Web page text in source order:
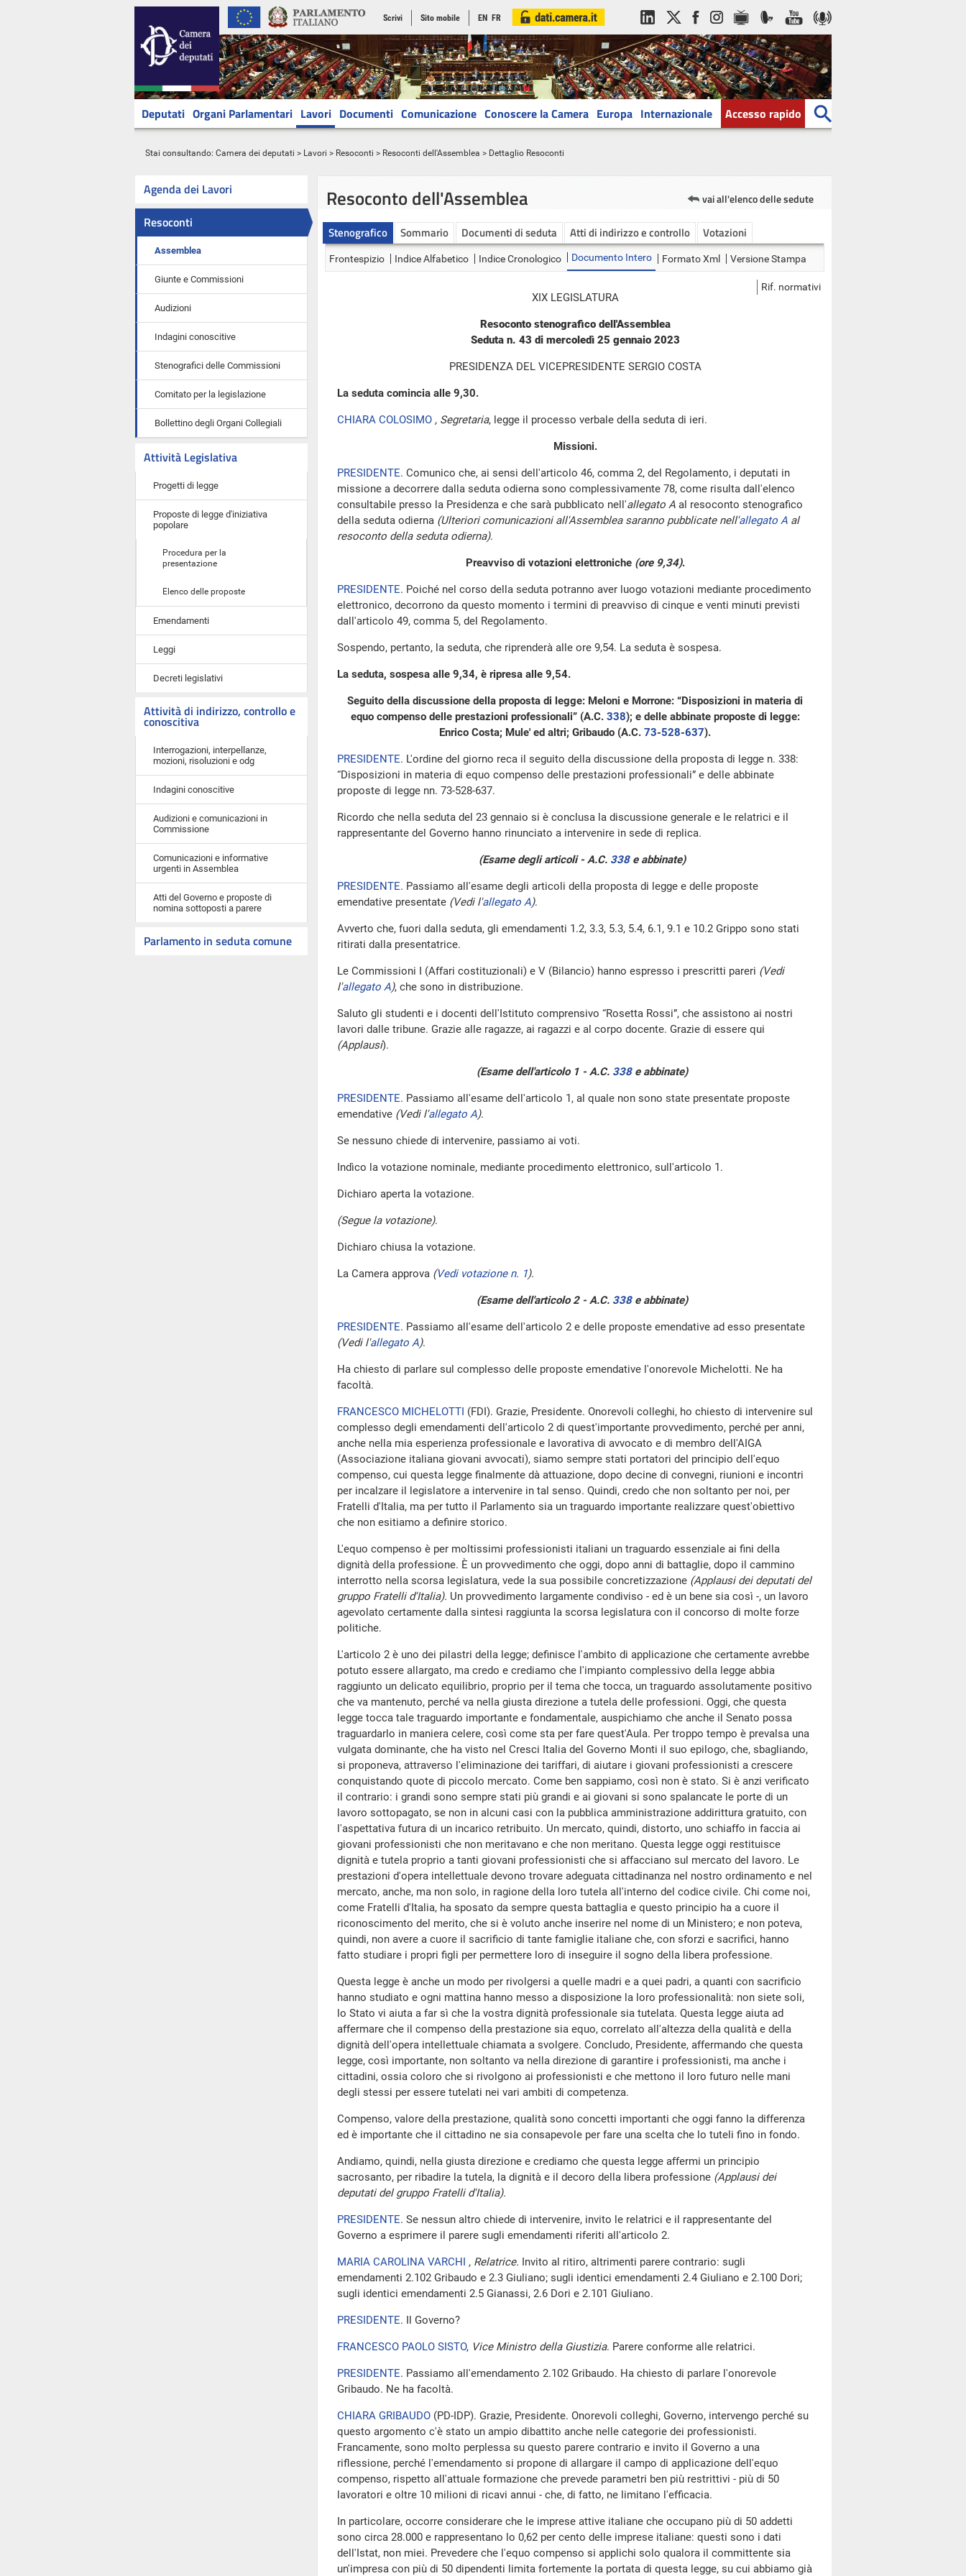
Scrivi Sito mobile EN FR
Deputati Organi Parlamentari Lavori Documenti Comunicazione Conoscere la Camera Europa Internazionale Accesso rapido
Stai consultando: Camera dei deputati > Lavori > Resoconti > Resoconti dell'Assemblea > Dettaglio Resoconti
Agenda dei Lavori
Resoconti
Assemblea
Giunte e Commissioni
Audizioni
Indagini conoscitive
Stenografici delle Commissioni
Comitato per la legislazione
Bollettino degli Organi Collegiali
Attività Legislativa
Progetti di legge
Proposte di legge d'iniziativa
popolare
Procedura per la
presentazione
Elenco delle proposte
Emendamenti
Leggi
Decreti legislativi
Attività di indirizzo, controllo e
conoscitiva
Interrogazioni, interpellanze,
mozioni, risoluzioni e odg
Indagini conoscitive
Audizioni e comunicazioni in
Commissione
Comunicazioni e informative
urgenti in Assemblea
Atti del Governo e proposte di
nomina sottoposti a parere
Parlamento in seduta comune
Resoconto dell'Assemblea vai all'elenco delle sedute
Stenografico Sommario Documenti di seduta Atti di indirizzo e controllo Votazioni
Frontespizio Indice Alfabetico Indice Cronologico Documento Intero Formato Xml Versione Stampa
Rif. normativi
XIX LEGISLATURA
Resoconto stenografico dell'Assemblea
Seduta n. 43 di mercoledì 25 gennaio 2023
PRESIDENZA DEL VICEPRESIDENTE SERGIO COSTA
La seduta comincia alle 9,30.
CHIARA COLOSIMO , Segretaria, legge il processo verbale della seduta di ieri.
Missioni.
PRESIDENTE. Comunico che, ai sensi dell'articolo 46, comma 2, del Regolamento, i deputati in
missione a decorrere dalla seduta odierna sono complessivamente 78, come risulta dall'elenco
consultabile presso la Presidenza e che sarà pubblicato nell'allegato A al resoconto stenografico
della seduta odierna (Ulteriori comunicazioni all'Assemblea saranno pubblicate nell'allegato A al
resoconto della seduta odierna).
Preavviso di votazioni elettroniche (ore 9,34).
PRESIDENTE. Poiché nel corso della seduta potranno aver luogo votazioni mediante procedimento
elettronico, decorrono da questo momento i termini di preavviso di cinque e venti minuti previsti
dall'articolo 49, comma 5, del Regolamento.
Sospendo, pertanto, la seduta, che riprenderà alle ore 9,54. La seduta è sospesa.
La seduta, sospesa alle 9,34, è ripresa alle 9,54.
Seguito della discussione della proposta di legge: Meloni e Morrone: “Disposizioni in materia di
equo compenso delle prestazioni professionali” (A.C. 338​); e delle abbinate proposte di legge:
Enrico Costa; Mule' ed altri; Gribaudo (A.C. 73​-528​-637​).
PRESIDENTE. L'ordine del giorno reca il seguito della discussione della proposta di legge n. 338:
“Disposizioni in materia di equo compenso delle prestazioni professionali” e delle abbinate
proposte di legge nn. 73-528-637.
Ricordo che nella seduta del 23 gennaio si è conclusa la discussione generale e le relatrici e il
rappresentante del Governo hanno rinunciato a intervenire in sede di replica.
(Esame degli articoli - A.C. 338​ e abbinate)
PRESIDENTE. Passiamo all'esame degli articoli della proposta di legge e delle proposte
emendative presentate (Vedi l'allegato A).
Avverto che, fuori dalla seduta, gli emendamenti 1.2, 3.3, 5.3, 5.4, 6.1, 9.1 e 10.2 Grippo sono stati
ritirati dalla presentatrice.
Le Commissioni I (Affari costituzionali) e V (Bilancio) hanno espresso i prescritti pareri (Vedi
l'allegato A), che sono in distribuzione.
Saluto gli studenti e i docenti dell'Istituto comprensivo “Rosetta Rossi”, che assistono ai nostri
lavori dalle tribune. Grazie alle ragazze, ai ragazzi e al corpo docente. Grazie di essere qui
(Applausi).
(Esame dell'articolo 1 - A.C. 338​ e abbinate)
PRESIDENTE. Passiamo all'esame dell'articolo 1, al quale non sono state presentate proposte
emendative (Vedi l'allegato A).
Se nessuno chiede di intervenire, passiamo ai voti.
Indìco la votazione nominale, mediante procedimento elettronico, sull'articolo 1.
Dichiaro aperta la votazione.
(Segue la votazione).
Dichiaro chiusa la votazione.
La Camera approva (Vedi votazione n. 1).
(Esame dell'articolo 2 - A.C. 338​ e abbinate)
PRESIDENTE. Passiamo all'esame dell'articolo 2 e delle proposte emendative ad esso presentate
(Vedi l'allegato A).
Ha chiesto di parlare sul complesso delle proposte emendative l'onorevole Michelotti. Ne ha
facoltà.
FRANCESCO MICHELOTTI (FDI). Grazie, Presidente. Onorevoli colleghi, ho chiesto di intervenire sul
complesso degli emendamenti dell'articolo 2 di quest'importante provvedimento, perché per anni,
anche nella mia esperienza professionale e lavorativa di avvocato e di membro dell'AIGA
(Associazione italiana giovani avvocati), siamo sempre stati portatori del principio dell'equo
compenso, cui questa legge finalmente dà attuazione, dopo decine di convegni, riunioni e incontri
per incalzare il legislatore a intervenire in tal senso. Quindi, credo che non soltanto per noi, per
Fratelli d'Italia, ma per tutto il Parlamento sia un traguardo importante realizzare quest'obiettivo
che non esitiamo a definire storico.
L'equo compenso è per moltissimi professionisti italiani un traguardo essenziale ai fini della
dignità della professione. È un provvedimento che oggi, dopo anni di battaglie, dopo il cammino
interrotto nella scorsa legislatura, vede la sua possibile concretizzazione (Applausi dei deputati del
gruppo Fratelli d'Italia). Un provvedimento largamente condiviso - ed è un bene sia così -, un lavoro
agevolato certamente dalla sintesi raggiunta la scorsa legislatura con il concorso di molte forze
politiche.
L'articolo 2 è uno dei pilastri della legge; definisce l'ambito di applicazione che certamente avrebbe
potuto essere allargato, ma credo e crediamo che l'impianto complessivo della legge abbia
raggiunto un delicato equilibrio, proprio per il tema che tocca, un traguardo assolutamente positivo
che va mantenuto, perché va nella giusta direzione a tutela delle professioni. Oggi, che questa
legge tocca tale traguardo importante e fondamentale, auspichiamo che anche il Senato possa
traguardarlo in maniera celere, così come sta per fare quest'Aula. Per troppo tempo è prevalsa una
vulgata dominante, che ha visto nel Cresci Italia del Governo Monti il suo epilogo, che, sbagliando,
si proponeva, attraverso l'eliminazione dei tariffari, di aiutare i giovani professionisti a crescere
conquistando quote di piccolo mercato. Come ben sappiamo, così non è stato. Si è anzi verificato
il contrario: i grandi sono sempre stati più grandi e ai giovani si sono spalancate le porte di un
lavoro sottopagato, se non in alcuni casi con la pubblica amministrazione addirittura gratuito, con
l'aspettativa futura di un incarico retribuito. Un mercato, quindi, distorto, uno schiaffo in faccia ai
giovani professionisti che non meritavano e che non meritano. Questa legge oggi restituisce
dignità e tutela proprio a tanti giovani professionisti che si affacciano sul mercato del lavoro. Le
prestazioni d'opera intellettuale devono trovare adeguata cittadinanza nel nostro ordinamento e nel
mercato, anche, ma non solo, in ragione della loro tutela all'interno del codice civile. Chi come noi,
come Fratelli d'Italia, ha sposato da sempre questa battaglia e questo principio ha a cuore il
riconoscimento del merito, che si è voluto anche inserire nel nome di un Ministero; e non poteva,
quindi, non avere a cuore il sacrificio di tante famiglie italiane che, con sforzi e sacrifici, hanno
fatto studiare i propri figli per permettere loro di inseguire il sogno della libera professione.
Questa legge è anche un modo per rivolgersi a quelle madri e a quei padri, a quanti con sacrificio
hanno studiato e ogni mattina hanno messo a disposizione la loro professionalità: non siete soli,
lo Stato vi aiuta a far sì che la vostra dignità professionale sia tutelata. Questa legge aiuta ad
affermare che il compenso della prestazione sia equo, correlato all'altezza della qualità e della
dignità dell'opera intellettuale chiamata a svolgere. Concludo, Presidente, affermando che questa
legge, così importante, non soltanto va nella direzione di garantire i professionisti, ma anche i
cittadini, ossia coloro che si rivolgono ai professionisti e che mettono il loro futuro nelle mani
degli stessi per essere tutelati nei vari ambiti di competenza.
Compenso, valore della prestazione, qualità sono concetti importanti che oggi fanno la differenza
ed è importante che il cittadino ne sia consapevole per fare una scelta che lo tuteli fino in fondo.
Andiamo, quindi, nella giusta direzione e crediamo che questa legge affermi un principio
sacrosanto, per ribadire la tutela, la dignità e il decoro della libera professione (Applausi dei
deputati del gruppo Fratelli d'Italia).
PRESIDENTE. Se nessun altro chiede di intervenire, invito le relatrici e il rappresentante del
Governo a esprimere il parere sugli emendamenti riferiti all'articolo 2.
MARIA CAROLINA VARCHI , Relatrice. Invito al ritiro, altrimenti parere contrario: sugli
emendamenti 2.102 Gribaudo e 2.3 Giuliano; sugli identici emendamenti 2.4 Giuliano e 2.100 Dori;
sugli identici emendamenti 2.5 Gianassi, 2.6 Dori e 2.101 Giuliano.
PRESIDENTE. Il Governo?
FRANCESCO PAOLO SISTO, Vice Ministro della Giustizia. Parere conforme alle relatrici.
PRESIDENTE. Passiamo all'emendamento 2.102 Gribaudo. Ha chiesto di parlare l'onorevole
Gribaudo. Ne ha facoltà.
CHIARA GRIBAUDO (PD-IDP). Grazie, Presidente. Onorevoli colleghi, Governo, intervengo perché su
questo argomento c'è stato un ampio dibattito anche nelle categorie dei professionisti.
Francamente, sono molto perplessa su questo parere contrario e invito il Governo a una
riflessione, perché l'emendamento si propone di allargare il campo di applicazione dell'equo
compenso, rispetto all'attuale formazione che prevede parametri ben più restrittivi - più di 50
lavoratori e oltre 10 milioni di ricavi annui - che, di fatto, ne limitano l'efficacia.
In particolare, occorre considerare che le imprese attive italiane che occupano più di 50 addetti
sono circa 28.000 e rappresentano lo 0,62 per cento delle imprese italiane: questi sono i dati
dell'Istat, non miei. Prevedere che l'equo compenso si applichi solo qualora il committente sia
un'impresa con più di 50 dipendenti limita fortemente la portata di questa legge, su cui abbiamo già